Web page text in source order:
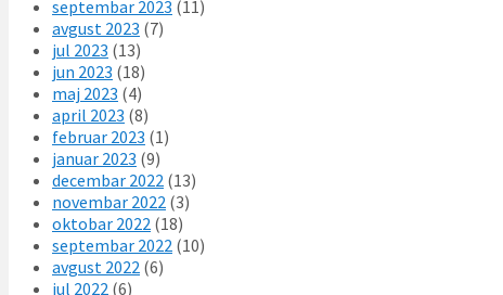
septembar 2023 (11)
avgust 2023 (7)
jul 2023 (13)
jun 2023 (18)
maj 2023 (4)
april 2023 (8)
februar 2023 (1)
januar 2023 (9)
decembar 2022 (13)
novembar 2022 (3)
oktobar 2022 (18)
septembar 2022 (10)
avgust 2022 (6)
jul 2022 (6)